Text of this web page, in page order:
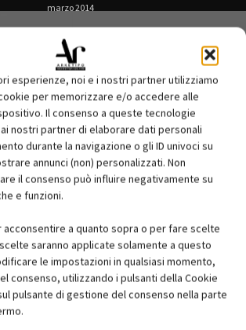
esperienze, noi e i nostri partner utilizziamo
per memorizzare e/o accedere alle
Il consenso a queste tecnologie
nostri partner di elaborare dati personali
durante la navigazione o gli ID univoci su
annunci (non) personalizzati. Non
il consenso può influire negativamente su
e funzioni.
acconsentire a quanto sopra o per fare scelte
saranno applicate solamente a questo
le impostazioni in qualsiasi momento,
consenso, utilizzando i pulsanti della Cookie
pulsante di gestione del consenso nella parte
marzo 2014